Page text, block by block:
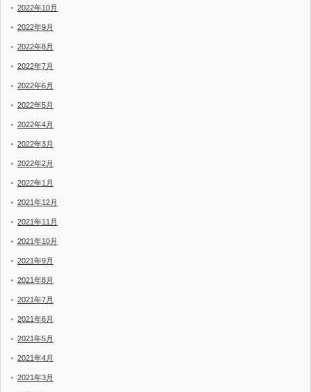
2022年10月
2022年9月
2022年8月
2022年7月
2022年6月
2022年5月
2022年4月
2022年3月
2022年2月
2022年1月
2021年12月
2021年11月
2021年10月
2021年9月
2021年8月
2021年7月
2021年6月
2021年5月
2021年4月
2021年3月